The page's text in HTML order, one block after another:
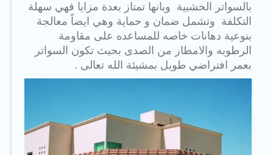
بالسواتر الخشبية وبانها تمتاز بعدة مزايا فهي سهلة
التكلفة وتشمل ضمان و حماية وهي ايضاً معالجة
بنوعية دهانات خاصه للمساعده على مقاومة
الرطوبه والامطار من الصدى بحيث تكون السواتر
بعمر افتراضي طويل بمشيئة الله تعالى .